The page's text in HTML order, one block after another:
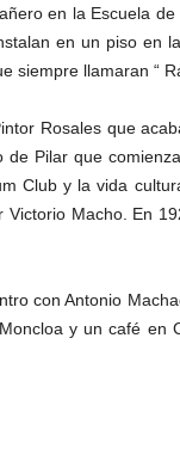
en la Escuela
en un piso en
siempre llamaran “
Rosales que
de Pilar que
Club y la vida
Macho. En
con Antonio
y un café en